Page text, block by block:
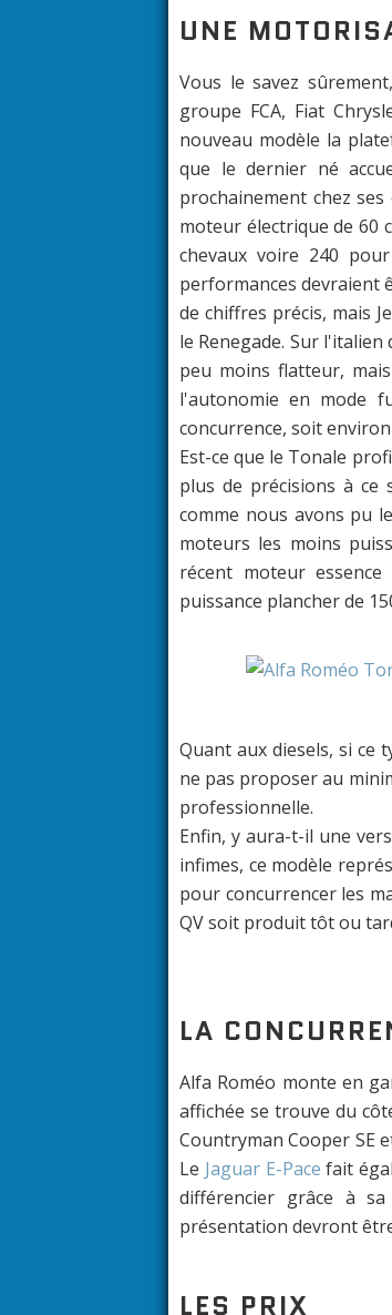
UNE
Vous le savez
groupe FCA, Fiat
nouveau modèle la
que le dernier né
prochainement chez
moteur électrique de 60
chevaux voire 240
performances devraient
de chiffres précis, mais
le Renegade. Sur
peu moins flatteur,
l'autonomie en mode
concurrence, soit environ
Est-ce que le Tonale
plus de précisions à ce
comme nous avons pu
moteurs les moins
récent moteur
puissance plancher de
Quant aux diesels, si ce
ne pas proposer au
professionnelle.
Enfin, y aura-t-il une
infimes, ce modèle
pour concurrencer les
QV soit produit tôt ou
LA
Alfa Roméo monte en
affichée se trouve du
Countryman Cooper SE
Le Jaguar E-Pace fait
différencier grâce à
présentation devront
LES PRIX